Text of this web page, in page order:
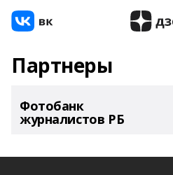
Партнеры
Фотобанк
журналистов РБ